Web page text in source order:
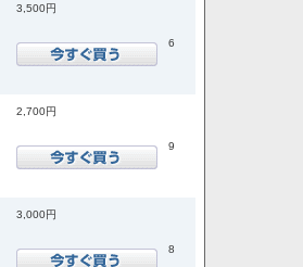
3,500円
6
2,700円
9
3,000円
8